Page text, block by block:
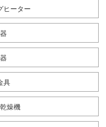
ヒーター
具
燥機